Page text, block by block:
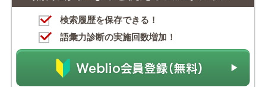
検索履歴を保存できる！
語彙力診断の実施回数増加！